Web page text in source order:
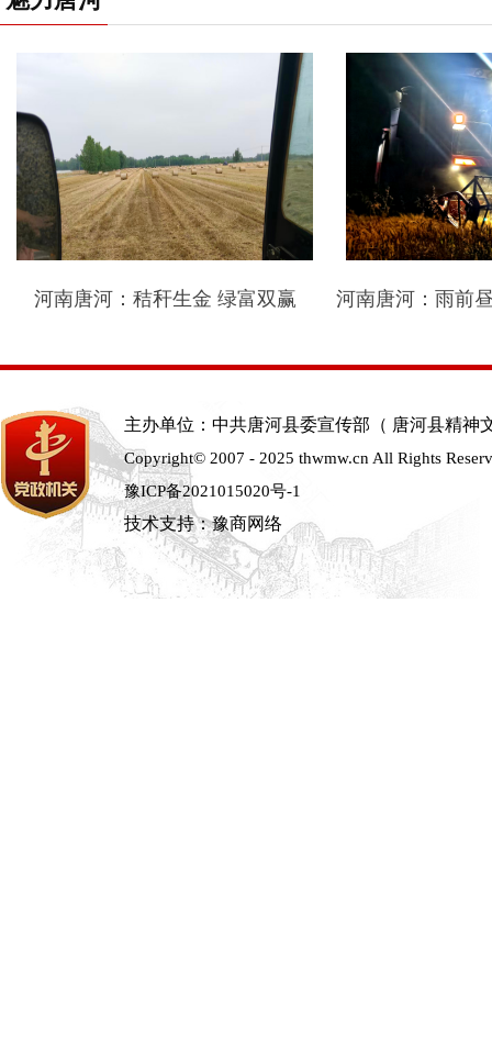
河南唐河：秸秆生金 绿富双赢 河南唐河：雨前
主办单位：中共唐河县委宣传部（ 唐河县精神
Copyright© 2007 - 2025 thwmw.cn All Rights
豫ICP备2021015020号-1
技术支持：豫商网络